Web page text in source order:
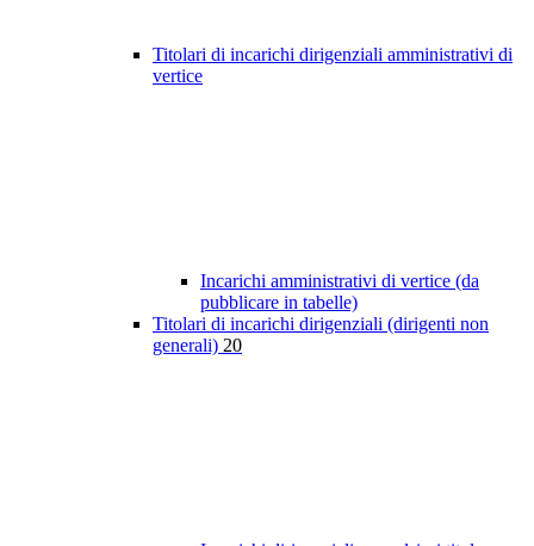
Titolari di incarichi dirigenziali amministrativi di
vertice
Incarichi amministrativi di vertice (da
pubblicare in tabelle)
Titolari di incarichi dirigenziali (dirigenti non
generali) 20